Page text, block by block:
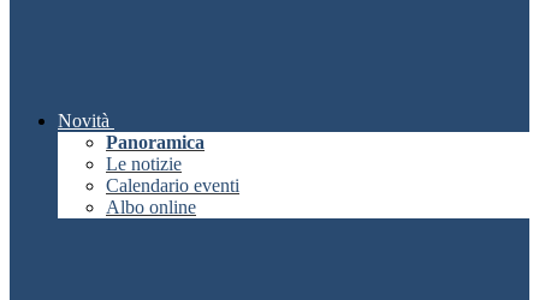
Novità
Panoramica
Le notizie
Calendario eventi
Albo online